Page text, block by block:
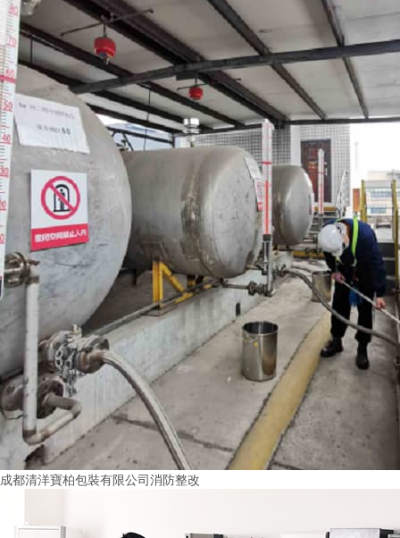
成都清洋寶柏包裝有限公司消防整改